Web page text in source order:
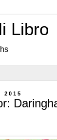
Libro
2015